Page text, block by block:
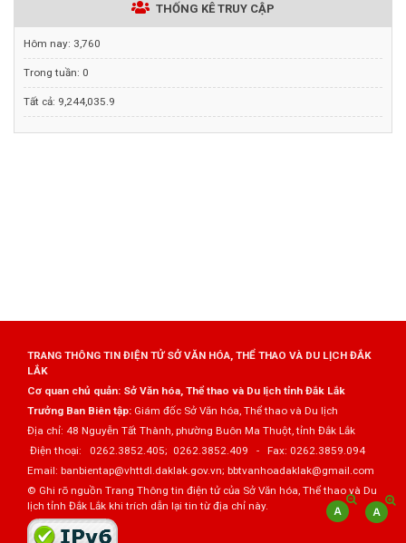
THỐNG KÊ TRUY CẬP
Hôm nay: 3,760
Trong tuần: 0
Tất cả: 9,244,035.9
TRANG THÔNG TIN ĐIỆN TỬ SỞ VĂN HÓA, THỂ THAO VÀ DU LỊCH ĐẮK
LẮK
Cơ quan chủ quản: Sở Văn hóa, Thể thao và Du lịch tỉnh Đắk Lắk
Trưởng Ban Biên tập: Giám đốc Sở Văn hóa, Thể thao và Du lịch
Địa chỉ: 48 Nguyễn Tất Thành, phường Buôn Ma Thuột, tỉnh Đắk Lắk
Điện thoại: 0262.3852.405; 0262.3852.409 - Fax: 0262.3859.094
Email: banbientap@vhttdl.daklak.gov.vn; bbtvanhoadaklak@gmail.com
© Ghi rõ nguồn Trang Thông tin điện tử của Sở Văn hóa, Thể thao và Du
lịch tỉnh Đắk Lắk khi trích dẫn lại tin từ địa chỉ này.